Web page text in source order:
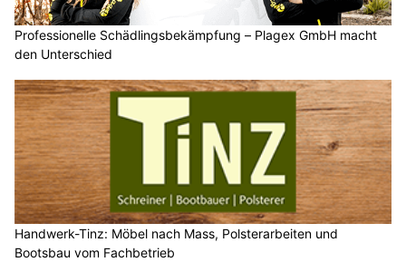
Professionelle Schädlingsbekämpfung – Plagex GmbH macht
den Unterschied
Handwerk-Tinz: Möbel nach Mass, Polsterarbeiten und
Bootsbau vom Fachbetrieb